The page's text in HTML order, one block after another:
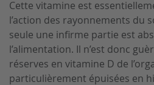
Cette vitamine est
l’action des rayonnements du
seule une infirme partie est
l’alimentation. Il n’est donc
réserves en vitamine D de
particulièrement épuisées en